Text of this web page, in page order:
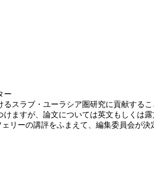
ー
るスラブ・ユーラシア圏研究に貢献す
けますが、論文については英文もしくは
リーの講評をふまえて、編集委員会が決